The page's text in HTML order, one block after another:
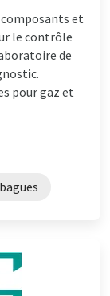
et
le contrôle
de
pour gaz et
bagues